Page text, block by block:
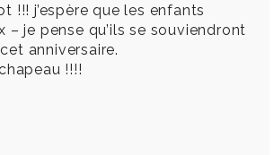
!!! j’espère que les enfants
– je pense qu’ils se souviendront
anniversaire.
!!!!